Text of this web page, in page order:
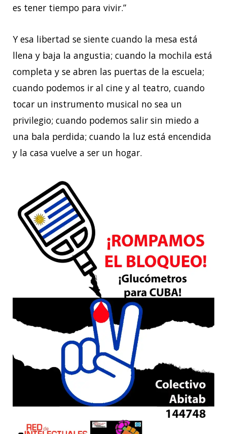
es tener tiempo para vivir.”
Y esa libertad se siente cuando la mesa está
llena y baja la angustia; cuando la mochila está
completa y se abren las puertas de la escuela;
cuando podemos ir al cine y al teatro, cuando
tocar un instrumento musical no sea un
privilegio; cuando podemos salir sin miedo a
una bala perdida; cuando la luz está encendida
y la casa vuelve a ser un hogar.